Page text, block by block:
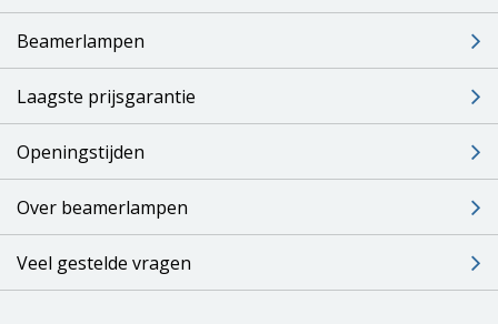
Beamerlampen
Laagste prijsgarantie
Openingstijden
Over beamerlampen
Veel gestelde vragen